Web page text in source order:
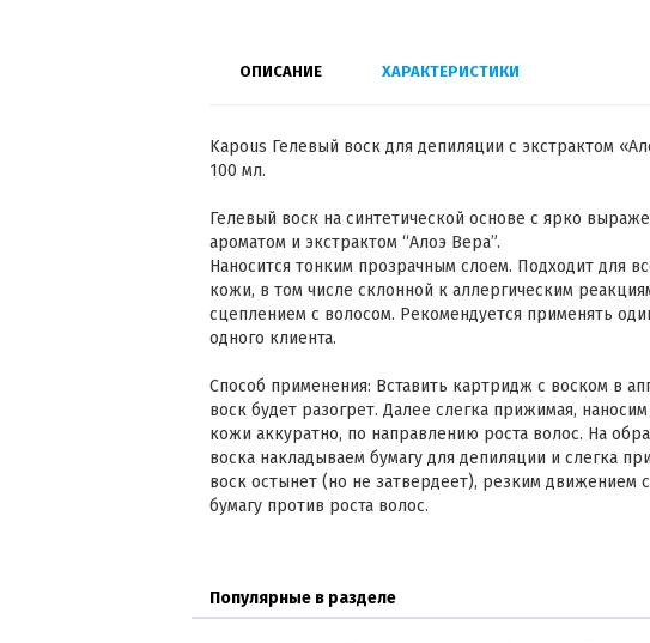
ОПИСАНИЕ ХАРАКТЕРИСТИКИ
Kapous Гелевый воск для депиляции с экстрактом
100 мл.
Гелевый воск на синтетической основе с ярко
ароматом и экстрактом “Алоэ Вера”.
Наносится тонким прозрачным слоем. Подходит для
кожи, в том числе склонной к аллергическим
сцеплением с волосом. Рекомендуется применять
одного клиента.
Способ применения: Вставить картридж с воском в
воск будет разогрет. Далее слегка прижимая,
кожи аккуратно, по направлению роста волос. На
воска накладываем бумагу для депиляции и слегка
воск остынет (но не затвердеет), резким движением
бумагу против роста волос.
Популярные в разделе